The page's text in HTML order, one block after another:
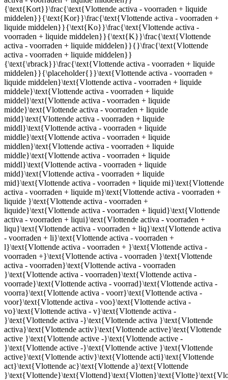
{\text{Kort}}\frac{\text{Vlottende activa - voorraden + liquide
middelen}}{\text{Kor}}\frac{\text{Vlottende activa - voorraden +
liquide middelen}}{\text{Ko}}\frac{\text{Vlottende activa -
voorraden + liquide middelen}}{\text{K}}\frac{\text{Vlottende
activa - voorraden + liquide middelen}}{}\frac{\text{Vlottende
activa - voorraden + liquide middelen}}
{\text{\rbrack}}\frac{\text{Vlottende activa - voorraden + liquide
middelen}}{\placeholder{}}\text{Vlottende activa - voorraden +
liquide middelen}\text{Vlottende activa - voorraden + liquide
middele}\text{Vlottende activa - voorraden + liquide
middel}\text{Vlottende activa - voorraden + liquide
midde}\text{Vlottende activa - voorraden + liquide
midd}\text{Vlottende activa - voorraden + liquide
middl}\text{Vlottende activa - voorraden + liquide
middle}\text{Vlottende activa - voorraden + liquide
middlen}\text{Vlottende activa - voorraden + liquide
middle}\text{Vlottende activa - voorraden + liquide
middl}\text{Vlottende activa - voorraden + liquide
midd}\text{Vlottende activa - voorraden + liquide
mid}\text{Vlottende activa - voorraden + liquide mi}\text{Vlottende
activa - voorraden + liquide m}\text{Vlottende activa - voorraden +
liquide }\text{Vlottende activa - voorraden +
liquide}\text{Vlottende activa - voorraden + liquid}\text{Vlottende
activa - voorraden + liqui}\text{Vlottende activa - voorraden +
liqu}\text{Vlottende activa - voorraden + liq}\text{Vlottende activa
- voorraden + li}\text{Vlottende activa - voorraden +
l}\text{Vlottende activa - voorraden + }\text{Vlottende activa -
voorraden +}\text{Vlottende activa - voorraden }\text{Vlottende
activa - voorraden}\text{Vlottende activa - voorraden
}\text{Vlottende activa - voorraden}\text{Vlottende activa -
voorrade}\text{Vlottende activa - voorrad}\text{Vlottende activa -
voorra}\text{Vlottende activa - voorr}\text{Vlottende activa -
voor}\text{Vlottende activa - voo}\text{Vlottende activa -
vo}\text{Vlottende activa - v}\text{Vlottende activa -
}\text{Vlottende activa -}\text{Vlottende activa }\text{Vlottende
activa}\text{Vlottende activ}\text{Vlottende active}\text{Vlottende
active }\text{Vlottende active -}\text{Vlottende active -
}\text{Vlottende active -}\text{Vlottende active }\text{Vlottende
active}\text{Vlottende activ}\text{Vlottende acti}\text{Vlottende
act}\text{Vlottende ac}\text{Vlottende a}\text{Vlottende